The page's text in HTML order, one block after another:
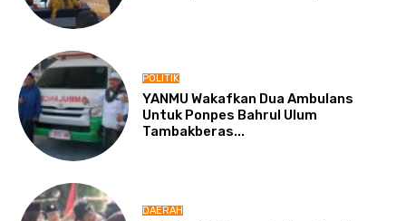
POLITIK
YANMU Wakafkan Dua Ambulans
Untuk Ponpes Bahrul Ulum
Tambakberas...
DAERAH